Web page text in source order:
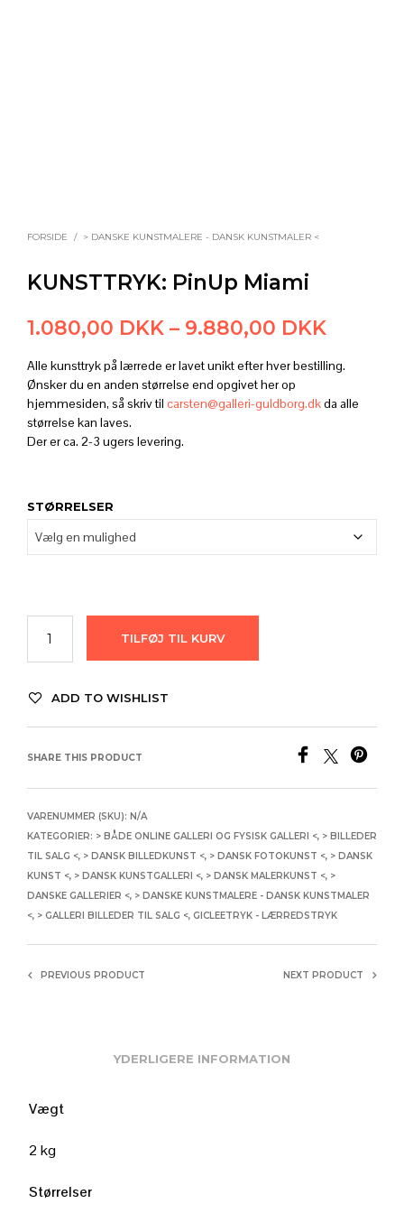
FORSIDE / > DANSKE KUNSTMALERE - DANSK KUNSTMALER <
KUNSTTRYK: PinUp Miami
1.080,00 DKK – 9.880,00 DKK
Alle kunsttryk på lærrede er lavet unikt efter hver bestilling.
Ønsker du en anden størrelse end opgivet her op
hjemmesiden, så skriv til carsten@galleri-guldborg.dkda alle
størrelse kan laves.
Der er ca. 2-3 ugers levering.
STØRRELSER
TILFØJ TIL KURV
ADD TO WISHLIST
SHARE THIS PRODUCT
VARENUMMER (SKU): N/A
KATEGORIER: > BÅDE ONLINE GALLERI OG FYSISK GALLERI <, > BILLEDER
TIL SALG <, > DANSK BILLEDKUNST <, > DANSK FOTOKUNST <, > DANSK
KUNST <, > DANSK KUNSTGALLERI <, > DANSK MALERKUNST <, >
DANSKE GALLERIER <, > DANSKE KUNSTMALERE - DANSK KUNSTMALER
<, > GALLERI BILLEDER TIL SALG <, GICLEETRYK - LÆRREDSTRYK
PREVIOUS PRODUCT NEXT PRODUCT
YDERLIGERE INFORMATION
Vægt
2 kg
Størrelser